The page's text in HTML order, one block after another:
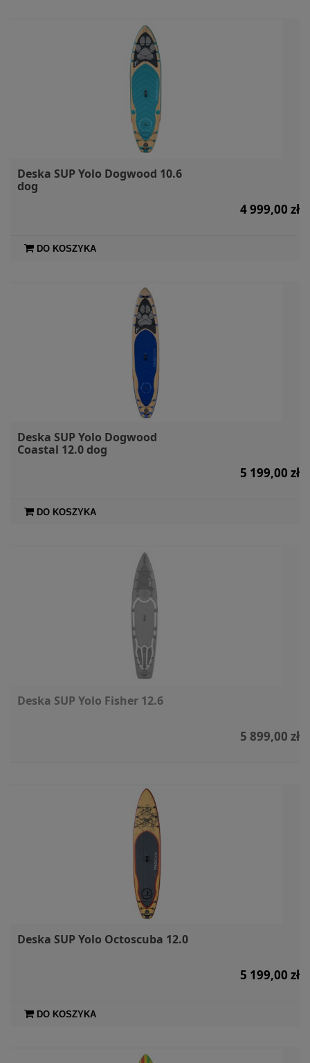
Deska SUP Yolo Dogwood 10.6
dog
4 999,00 zł
DO KOSZYKA
Deska SUP Yolo Dogwood
Coastal 12.0 dog
5 199,00 zł
DO KOSZYKA
Deska SUP Yolo Fisher 12.6
5 899,00 zł
Deska SUP Yolo Octoscuba 12.0
5 199,00 zł
DO KOSZYKA